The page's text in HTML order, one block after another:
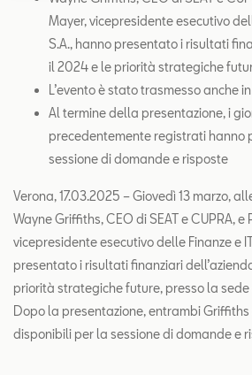
Mayer, vicepresidente esecutivo
S.A., hanno presentato i risultati
il 2024 e le priorità strategiche
L’evento è stato trasmesso anche
Al termine della presentazione, i
precedentemente registrati
sessione di domande e risposte
Verona, 17.03.2025 – Giovedì 13 marzo,
Wayne Griffiths, CEO di SEAT e CUPRA,
vicepresidente esecutivo delle Finanze e
presentato i risultati finanziari
priorità strategiche future, presso la sede
Dopo la presentazione, entrambi Griffiths
disponibili per la sessione di domande e